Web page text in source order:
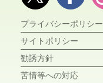
プライバシーポリシー
サイトポリシー
勧誘方針
苦情等への対応